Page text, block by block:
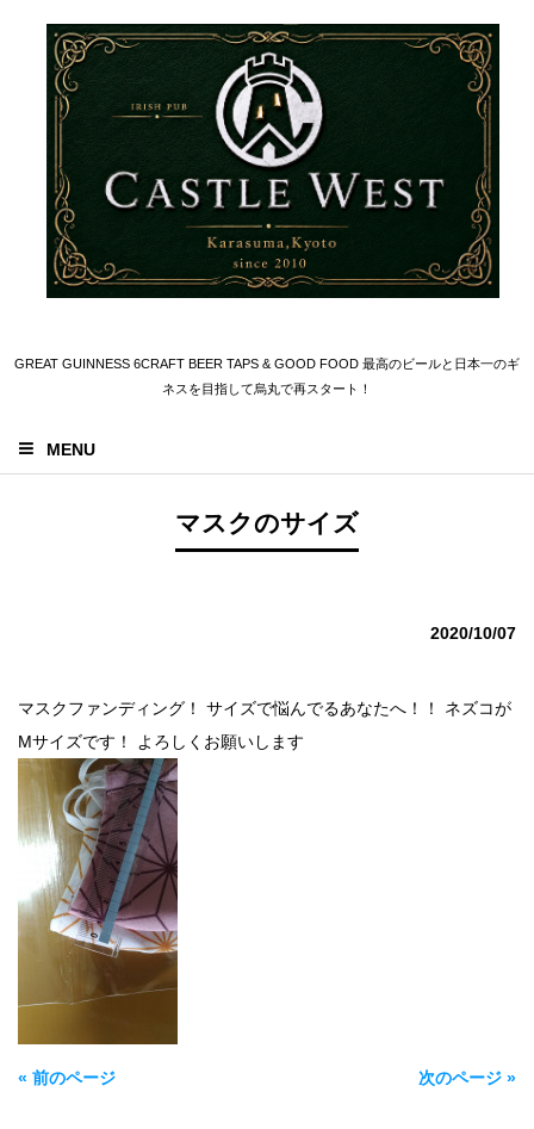
GREAT GUINNESS 6CRAFT BEER TAPS & GOOD FOOD 最高のビールと日本一のギ
ネスを目指して烏丸で再スタート！
MENU
マスクのサイズ
2020/10/07
マスクファンディング！ サイズで悩んでるあなたへ！！ ネズコが
Mサイズです！ よろしくお願いします
« 前のページ 次のページ »